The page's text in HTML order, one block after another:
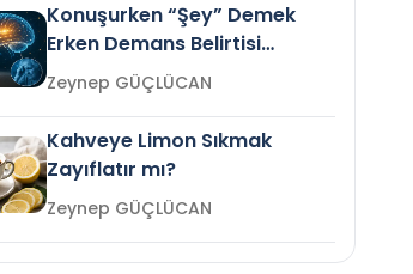
Konuşurken “Şey” Demek
Erken Demans Belirtisi
Olabilir mi?Zeynep GÜÇLÜCAN
Kahveye Limon Sıkmak
Zayıflatır mı?
Zeynep GÜÇLÜCAN